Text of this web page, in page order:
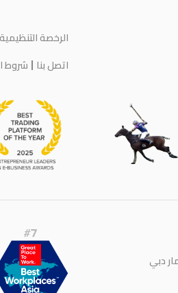
الرخصة التنظيمية
اتصل بنا شروط